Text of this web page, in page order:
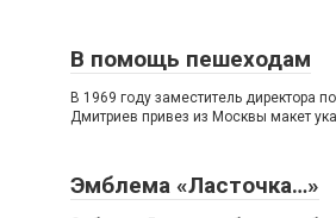
В помощь пешеходам
В 1969 году заместитель директора
Дмитриев привез из Москвы макет
Эмблема «Ласточка…»